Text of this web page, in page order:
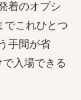
着のオプシ
でこれひとつ
手間が省
入場できる